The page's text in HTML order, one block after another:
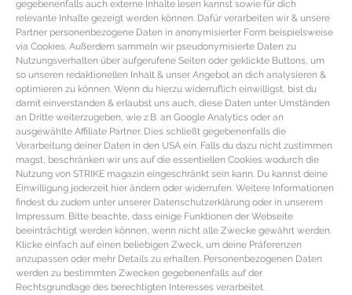
gegebenenfalls auch externe Inhalte lesen kannst sowie für dich
relevante Inhalte gezeigt werden können. Dafür verarbeiten wir & unsere
Partner personenbezogene Daten in anonymisierter Form beispielsweise
via Cookies. Außerdem sammeln wir pseudonymisierte Daten zu
Nutzungsverhalten über aufgerufene Seiten oder geklickte Buttons, um
so unseren redaktionellen Inhalt & unser Angebot an dich analysieren &
optimieren zu können. Wenn du hierzu widerruflich einwilligst, bist du
damit einverstanden & erlaubst uns auch, diese Daten unter Umständen
an Dritte weiterzugeben, wie z.B. an Google Analytics oder an
ausgewählte Affiliate Partner. Dies schließt gegebenenfalls die
Verarbeitung deiner Daten in den USA ein. Falls du dazu nicht zustimmen
magst, beschränken wir uns auf die essentiellen Cookies wodurch die
Nutzung von STRIKE magazin eingeschränkt sein kann. Du kannst deine
Einwilligung jederzeit hier ändern oder widerrufen. Weitere Informationen
findest du zudem unter unserer Datenschutzerklärung oder in unserem
Impressum. Bitte beachte, dass einige Funktionen der Webseite
beeinträchtigt werden können, wenn nicht alle Zwecke gewährt werden.
Klicke einfach auf einen beliebigen Zweck, um deine Präferenzen
anzupassen oder mehr Details zu erhalten. Personenbezogenen Daten
werden zu bestimmten Zwecken gegebenenfalls auf der
Rechtsgrundlage des berechtigten Interesses verarbeitet.
ZUBEREITUNG GRÜNER KALE SMOOTHIE
Die Birne entkernen und die Bananen schälen. Zuerst den Apfelsaft
anschließend den gefrorenen Grünkohl, Datteln, Birne, Bananen und Ingwer
in den Mixbehälter geben. Danach die Hanfsamen und die Vanilleschote
dazugeben.
Mit einer niedrigen Stufe beginnend innerhalb weniger Sekunden auf die
höchste Stufe drehen. Bei höchster Stufe circa eine Minute mixen. Die
perfekte Mixzeit ist abhängig von dem Mixer, deshalb am Besten selber
etwas experimentieren.
Wer den Smoothie flüssiger mag einfach etwas mehr Apfelsaft verwenden.
Die angegebenen Zutaten ergeben circa 1,5 Liter Kale Smoothie. Das